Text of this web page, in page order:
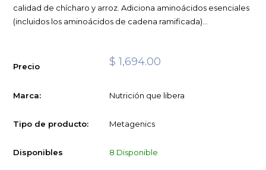
calidad de chícharo y arroz. Adiciona aminoácidos esenciales
(incluidos los aminoácidos de cadena ramificada)...
Precio $ 1,694.00
Marca: Nutrición que libera
Tipo de producto: Metagenics
Disponibles 8 Disponible